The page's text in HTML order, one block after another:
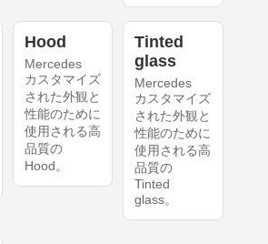
Hood
Mercedes
カスタマイズ
された外観と
性能のために
使用される高
品質の
Hood。
Tinted
glass
Mercedes
カスタマイズ
された外観と
性能のために
使用される高
品質の
Tinted
glass。